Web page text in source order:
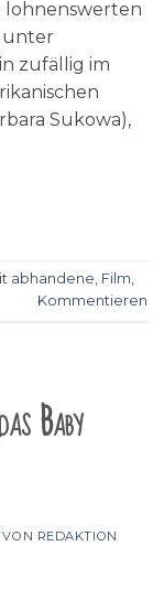
lohnenswerten
unter
zufällig im
Sukowa),
abhandene Film
Kommentieren
Baby
VON REDAKTION